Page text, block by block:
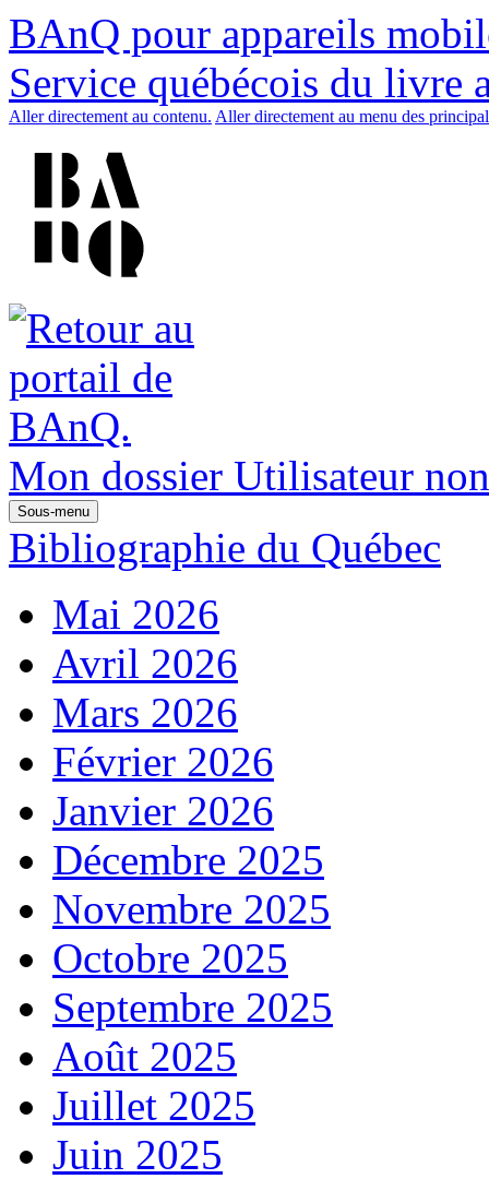
BAnQ pour appareils
Service québécois du livre
Aller directement au contenu. Aller directement au menu des
Mon dossier Utilisateur
Sous-menu
Bibliographie du Québec
Mai 2026
Avril 2026
Mars 2026
Février 2026
Janvier 2026
Décembre 2025
Novembre 2025
Octobre 2025
Septembre 2025
Août 2025
Juillet 2025
Juin 2025